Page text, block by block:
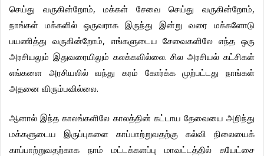
செய்து
வருகின்றோம்,மக்கள் சேவை செய்து வருகின்றோம்,
நாங்கள் மக்களில் ஒருவராக இருந்து இன்று வரை மக்களோடு
பயணித்து வருகின்றோம், எங்களுடைய சேவைகளிலே எந்த ஒரு
அரசியலும் இதுவரையிலும் கலக்கவில்லை.சில அரசியல் கட்சிகள்
எங்களை அரசியலில் வந்து கரம் கோர்க்க முற்பட்டது
நாங்கள்
அதனை விரும்பவில்லை.
ஆனால் இந்த காலங்களிலே காலத்தின் கட்டாய தேவையை அறிந்து
மக்களுடைய
இருப்புகளை காப்பாற்றுவதற்கு கல்வி
நிலையைக்
காப்பாற்றுவதற்காக
நாம் மட்டக்களப்பு மாவட்டத்தில்
சுயேட்சை